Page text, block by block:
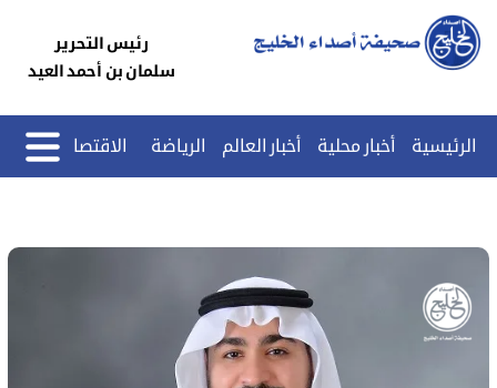
رئيس التحرير
سلمان بن أحمد العيد
الرئيسية أخبار محلية أخبار العالم الرياضة الاقتصاد